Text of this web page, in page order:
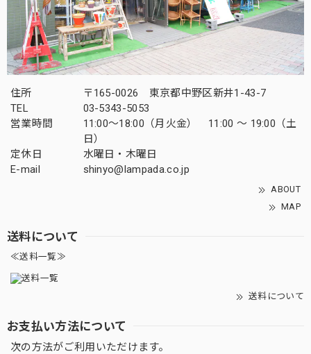
住所
〒165-0026 東京都中野区新井1-43-7
TEL
03-5343-5053
営業時間
11:00～18:00（月火金） 11:00 ～ 19:00（土
日）
定休日
水曜日・木曜日
E-mail
shinyo@lampada.co.jp
ABOUT
MAP
送料について
≪送料一覧≫
送料について
お支払い方法について
次の方法がご利用いただけます。